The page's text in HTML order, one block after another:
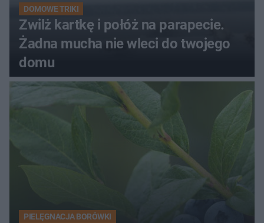
DOMOWE TRIKI
Zwilż kartkę i połóż na parapecie.
Żadna mucha nie wleci do twojego
domu
PIELĘGNACJA BORÓWKI